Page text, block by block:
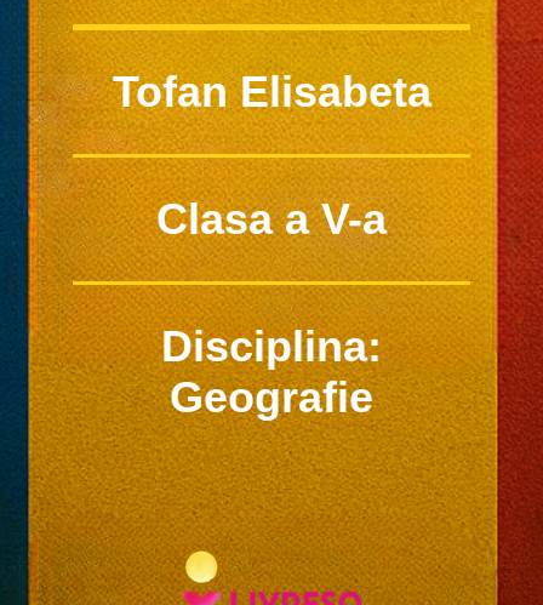
Tofan Elisabeta
Clasa a V-a
Disciplina:
Geografie